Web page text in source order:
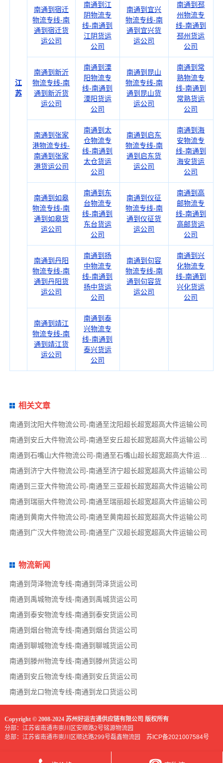
江
苏
南通到宿迁
物流专线-南
通到宿迁货
运公司
南通到江
阴物流专
线-南通到
江阴货运
公司
南通到宜兴
物流专线-南
通到宜兴货
运公司
南通到邳
州物流专
线-南通到
邳州货运
公司
南通到新沂
物流专线-南
通到新沂货
运公司
南通到溧
阳物流专
线-南通到
溧阳货运
公司
南通到昆山
物流专线-南
通到昆山货
运公司
南通到常
熟物流专
线-南通到
常熟货运
公司
南通到张家
港物流专线-
南通到张家
港货运公司
南通到太
仓物流专
线-南通到
太仓货运
公司
南通到启东
物流专线-南
通到启东货
运公司
南通到海
安物流专
线-南通到
海安货运
公司
南通到如皋
物流专线-南
通到如皋货
运公司
南通到东
台物流专
线-南通到
东台货运
公司
南通到仪征
物流专线-南
通到仪征货
运公司
南通到高
邮物流专
线-南通到
高邮货运
公司
南通到丹阳
物流专线-南
通到丹阳货
运公司
南通到扬
中物流专
线-南通到
扬中货运
公司
南通到句容
物流专线-南
通到句容货
运公司
南通到兴
化物流专
线-南通到
兴化货运
公司
南通到靖江
物流专线-南
通到靖江货
运公司
南通到泰
兴物流专
线-南通到
泰兴货运
公司
相关文章
南通到沈阳大件物流公司-南通至沈阳超长超宽超高大件运输公司
南通到安丘大件物流公司-南通至安丘超长超宽超高大件运输公司
南通到石嘴山大件物流公司-南通至石嘴山超长超宽超高大件运输公司
南通到济宁大件物流公司-南通至济宁超长超宽超高大件运输公司
南通到三亚大件物流公司-南通至三亚超长超宽超高大件运输公司
南通到瑞丽大件物流公司-南通至瑞丽超长超宽超高大件运输公司
南通到黄南大件物流公司-南通至黄南超长超宽超高大件运输公司
南通到广汉大件物流公司-南通至广汉超长超宽超高大件运输公司
物流新闻
南通到菏泽物流专线-南通到菏泽货运公司
南通到禹城物流专线-南通到禹城货运公司
南通到泰安物流专线-南通到泰安货运公司
南通到烟台物流专线-南通到烟台货运公司
南通到聊城物流专线-南通到聊城货运公司
南通到滕州物流专线-南通到滕州货运公司
南通到安丘物流专线-南通到安丘货运公司
南通到龙口物流专线-南通到龙口货运公司
Copyright © 2008-2024 苏州好运吉通供应链有限公司 版权所有
分部：江苏省南通市崇川区安顺路2号铭源物流园
总部：江苏省南通市崇川区顺达路299号磊鑫物流园 苏ICP备2021007584号